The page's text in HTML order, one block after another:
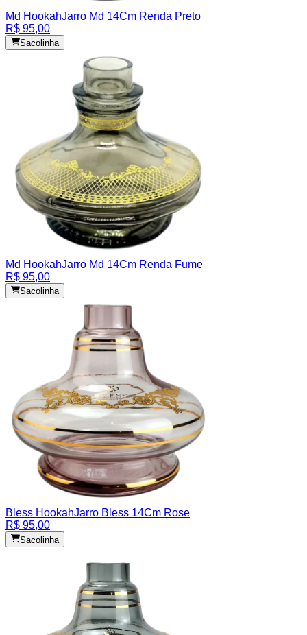
Md HookahJarro Md 14Cm Renda Preto
R$ 95,00
Sacolinha
Md HookahJarro Md 14Cm Renda Fume
R$ 95,00
Sacolinha
Bless HookahJarro Bless 14Cm Rose
R$ 95,00
Sacolinha